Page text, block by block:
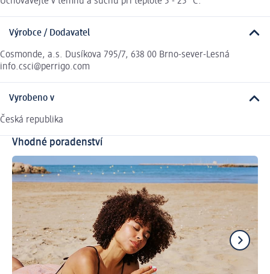
Výrobce / Dodavatel
Cosmonde, a.s. Dusíkova 795/7, 638 00 Brno-sever-Lesná
info.csci@perrigo.com
Vyrobeno v
Česká republika
Vhodné poradenství